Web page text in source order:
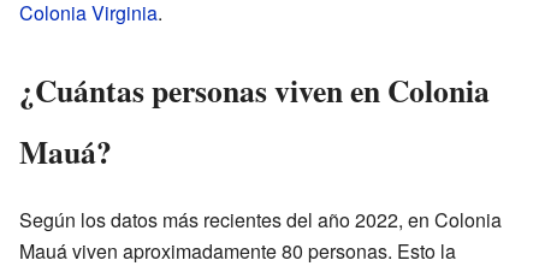
Colonia Virginia.
¿Cuántas personas viven en Colonia
Mauá?
Según los datos más recientes del año 2022, en Colonia
Mauá viven aproximadamente 80 personas. Esto la